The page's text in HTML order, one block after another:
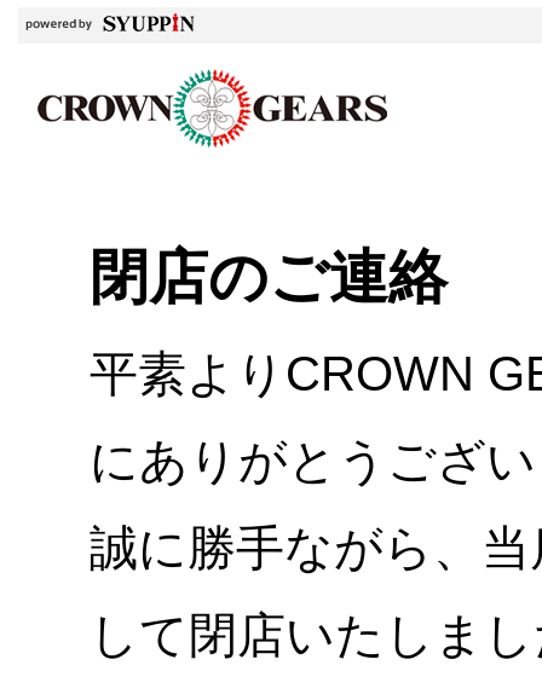
閉店のご連絡
平素よりCROWN
にありがとうござ
誠に勝手ながら、
して閉店いたしま